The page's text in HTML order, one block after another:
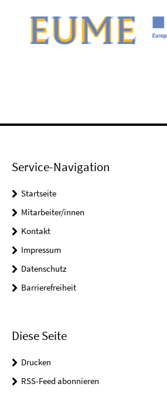
Service-Navigation
Startseite
Mitarbeiter/innen
Kontakt
Impressum
Datenschutz
Barrierefreiheit
Diese Seite
Drucken
RSS-Feed abonnieren